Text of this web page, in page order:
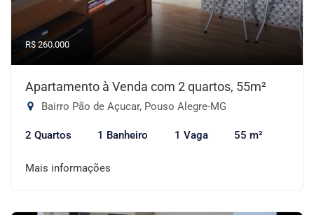
R$ 260.000
Apartamento à Venda com 2 quartos, 55m²
Bairro Pão de Açucar, Pouso Alegre-MG
2 Quartos 1 Banheiro 1 Vaga 55 m²
Mais informações